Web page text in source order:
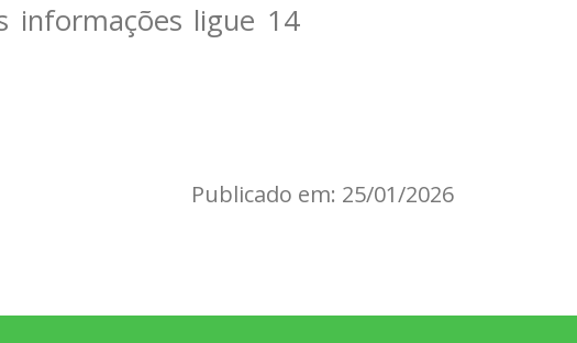
informações ligue 14
Publicado em: 25/01/2026